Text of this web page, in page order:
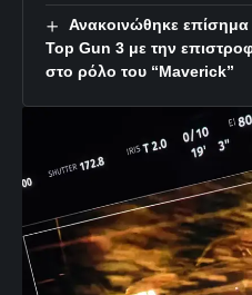
Ανακοινώθηκε
Top Gun 3 με την
στο ρόλο του “Maverick”